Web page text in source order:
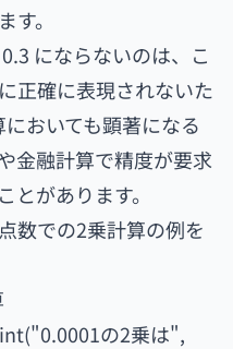
。
にならないのは、こ
正確に表現されないた
おいても顕著になる
金融計算で精度が要求
とがあります。
数での2乗計算の例を
の2乗は",